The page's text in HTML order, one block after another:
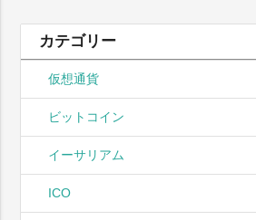
カテゴリー
仮想通貨
ビットコイン
イーサリアム
ICO